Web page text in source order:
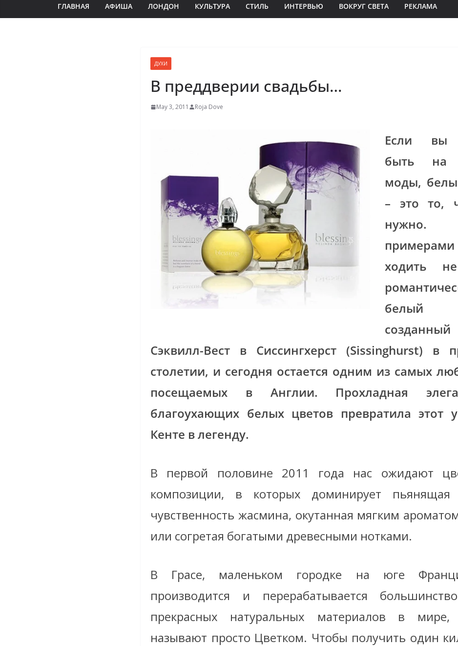
ГЛАВНАЯ АФИША ЛОНДОН КУЛЬТУРА СТИЛЬ ИНТЕРВЬЮ ВОКРУГ СВЕТА РЕКЛАМА
ДУХИ
В преддверии свадьбы…
May 3, 2011 Roja Dove
Если вы
быть на
моды,
– это то,
ходить
белый
Сэквилл-Вест в Сиссингхерст (Sissinghurst) в
столетии, и сегодня остается одним из самых
посещаемых в Англии. Прохладная
благоухающих белых цветов превратила этот
Кенте в легенду.
В первой половине 2011 года нас ожидают
композиции, в которых доминирует пьянящая
чувственность жасмина, окутанная мягким
или согретая богатыми древесными нотками.
В Грасе, маленьком городке на юге
производится и перерабатывается
прекрасных натуральных материалов в мире,
называют просто Цветком. Чтобы получить один